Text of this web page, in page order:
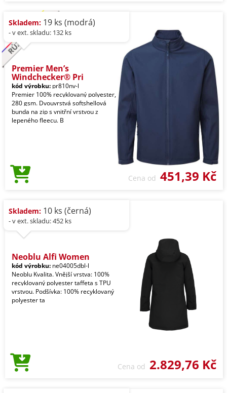
Skladem: 19 ks (modrá)
- v ext. skladu: 132 ks
Premier Men’s
Windchecker® Pri
kód výrobku: pr810nv-l
Premier 100% recyklovaný polyester,
280 gsm. Dvouvrstvá softshellová
bunda na zip s vnitřní vrstvou z
lepeného fleecu. B
Cena od 451,39 Kč
Skladem: 10 ks (černá)
- v ext. skladu: 452 ks
Neoblu Alfi Women
kód výrobku: ne04005dbl-l
Neoblu Kvalita. Vnější vrstva: 100%
recyklovaný polyester taffeta s TPU
vrstvou. Podšívka: 100% recyklovaný
polyester ta
Cena od 2.829,76 Kč